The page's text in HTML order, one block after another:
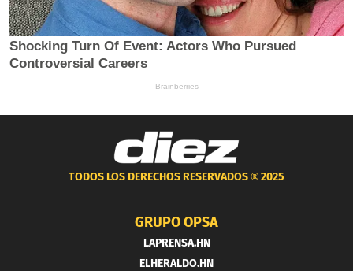
TODOS LOS DERECHOS RESERVADOS ®2025
GRUPO OPSA
LAPRENSA.HN
ELHERALDO.HN